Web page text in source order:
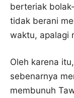
berteriak
tidak berani
waktu, apalagi
Oleh karena
sebenarnya
membunuh